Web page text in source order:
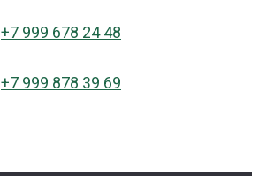
+7 999 678 24 48
+7 999 878 39 69